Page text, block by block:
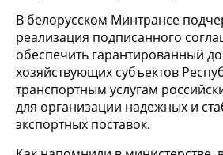
В белорусском Минтрансе
реализация подписанного
обеспечить гарантированный
хозяйствующих субъектов
транспортным услугам
для организации надежных и
экспортных поставок.